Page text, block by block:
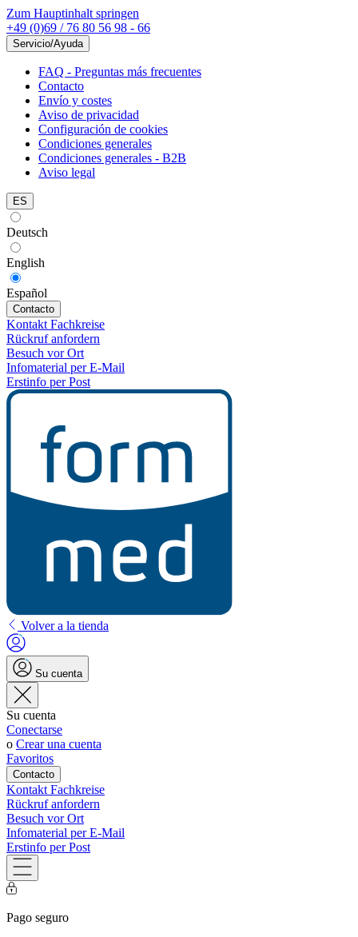
Zum Hauptinhalt springen
+49 (0)69 / 76 80 56 98 - 66
Servicio/Ayuda
FAQ - Preguntas más frecuentes
Contacto
Envío y costes
Aviso de privacidad
Configuración de cookies
Condiciones generales
Condiciones generales - B2B
Aviso legal
ES
Deutsch
English
Español
Contacto
Kontakt Fachkreise
Rückruf anfordern
Besuch vor Ort
Infomaterial per E-Mail
Erstinfo per Post
Volver a la tienda
Su cuenta
Su cuenta
Conectarse
o Crear una cuenta
Favoritos
Contacto
Kontakt Fachkreise
Rückruf anfordern
Besuch vor Ort
Infomaterial per E-Mail
Erstinfo per Post
Pago seguro